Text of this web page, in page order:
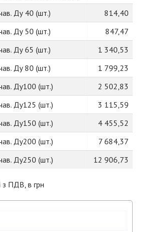
Ду 40 (шт.)
814,40
Ду 50 (шт.)
847,47
Ду 65 (шт.)
1 340,53
Ду 80 (шт.)
1 799,23
Ду100 (шт.)
2 502,83
Ду125 (шт.)
3 115,59
Ду150 (шт.)
4 455,52
Ду200 (шт.)
7 684,37
Ду250 (шт.)
12 906,73
з ПДВ, в грн